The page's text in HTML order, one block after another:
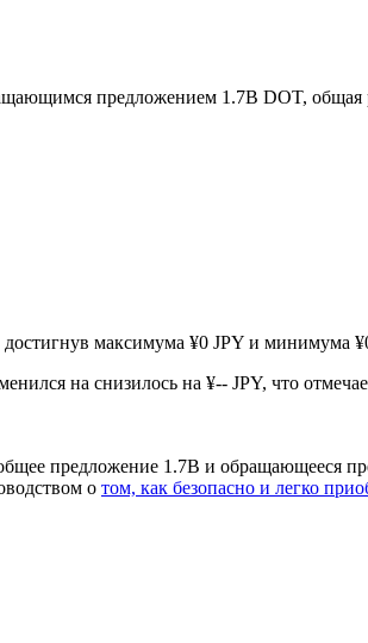
предложением 1.7B DOT, общая
достигнув максимума ¥0 JPY и минимума
на снизилось на ¥-- JPY, что
предложение 1.7B и обращающееся
о том, как безопасно и легко